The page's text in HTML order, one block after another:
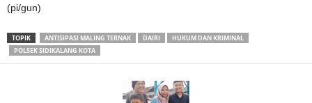
(pi/gun)
TOPIK ANTISIPASI MALING TERNAK DAIRI
HUKUM DAN KRIMINAL
POLSEK SIDIKALANG KOTA